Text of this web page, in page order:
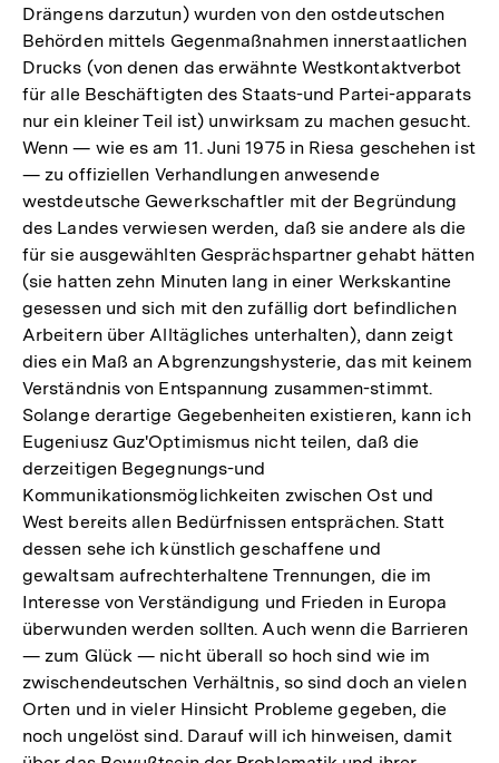
Drängens darzutun) wurden von den ostdeutschen
Behörden mittels Gegenmaßnahmen innerstaatlichen
Drucks (von denen das erwähnte Westkontaktverbot
für alle Beschäftigten des Staats-und Partei-apparats
nur ein kleiner Teil ist) unwirksam zu machen gesucht.
Wenn — wie es am 11. Juni 1975 in Riesa geschehen ist
— zu offiziellen Verhandlungen anwesende
westdeutsche Gewerkschaftler mit der Begründung
des Landes verwiesen werden, daß sie andere als die
für sie ausgewählten Gesprächspartner gehabt hätten
(sie hatten zehn Minuten lang in einer Werkskantine
gesessen und sich mit den zufällig dort befindlichen
Arbeitern über Alltägliches unterhalten), dann zeigt
dies ein Maß an Abgrenzungshysterie, das mit keinem
Verständnis von Entspannung zusammen-stimmt.
Solange derartige Gegebenheiten existieren, kann ich
Eugeniusz Guz'Optimismus nicht teilen, daß die
derzeitigen Begegnungs-und
Kommunikationsmöglichkeiten zwischen Ost und
West bereits allen Bedürfnissen entsprächen. Statt
dessen sehe ich künstlich geschaffene und
gewaltsam aufrechterhaltene Trennungen, die im
Interesse von Verständigung und Frieden in Europa
überwunden werden sollten. Auch wenn die Barrieren
— zum Glück — nicht überall so hoch sind wie im
zwischendeutschen Verhältnis, so sind doch an vielen
Orten und in vieler Hinsicht Probleme gegeben, die
noch ungelöst sind. Darauf will ich hinweisen, damit